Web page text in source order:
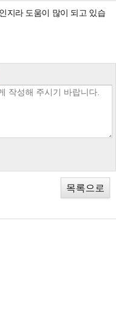
지라 도움이 많이 되고 있습
목록으로